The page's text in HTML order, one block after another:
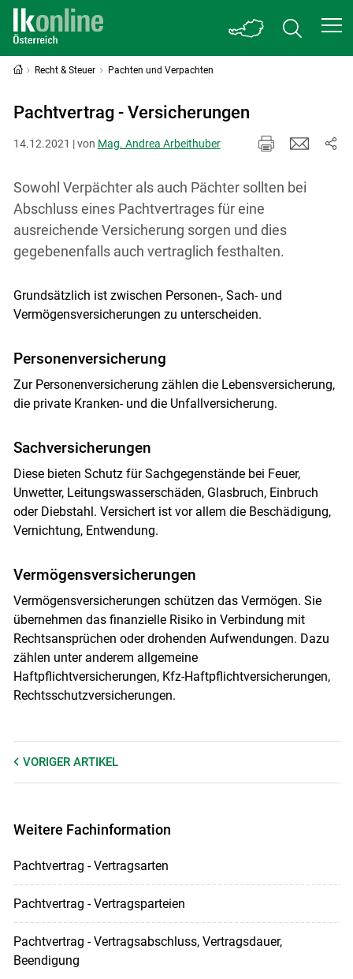
Skip to main content
Recht & Steuer Pachten und Verpachten
Pachtvertrag - Versicherungen
14.12.2021 | von Mag. Andrea Arbeithuber
Sowohl Verpächter als auch Pächter sollten bei
Abschluss eines Pachtvertrages für eine
ausreichende Versicherung sorgen und dies
gegebenenfalls auch vertraglich festhalten.
Grundsätzlich ist zwischen Personen-, Sach- und
Vermögensversicherungen zu unterscheiden.
Personenversicherung
Zur Personenversicherung zählen die Lebensversicherung,
die private Kranken- und die Unfallversicherung.
Sachversicherungen
Diese bieten Schutz für Sachgegenstände bei Feuer,
Unwetter, Leitungswasserschäden, Glasbruch, Einbruch
oder Diebstahl. Versichert ist vor allem die Beschädigung,
Vernichtung, Entwendung.
Vermögensversicherungen
Vermögensversicherungen schützen das Vermögen. Sie
übernehmen das finanzielle Risiko in Verbindung mit
Rechtsansprüchen oder drohenden Aufwendungen. Dazu
zählen unter anderem allgemeine
Haftpflichtversicherungen, Kfz-Haftpflichtversicherungen,
Rechtsschutzversicherungen.
VORIGER ARTIKEL
Weitere Fachinformation
Pachtvertrag - Vertragsarten
Pachtvertrag - Vertragsparteien
Pachtvertrag - Vertragsabschluss, Vertragsdauer,
Beendigung